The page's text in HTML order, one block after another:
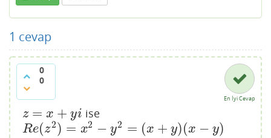
1 cevap
0
0
En İyi Cevap
z = x + yi
z=x+ yi ise
Re(z2 ) = x2 − y2 = (x + y)(x − y)
Re(z2)= x 2− y2= x+ y)(x −y) <0